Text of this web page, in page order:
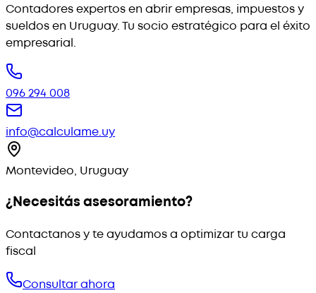
Contadores expertos en abrir empresas, impuestos y
sueldos en Uruguay. Tu socio estratégico para el éxito
empresarial.
096 294 008
info@calculame.uy
Montevideo, Uruguay
¿Necesitás asesoramiento?
Contactanos y te ayudamos a optimizar tu carga
fiscal
Consultar ahora